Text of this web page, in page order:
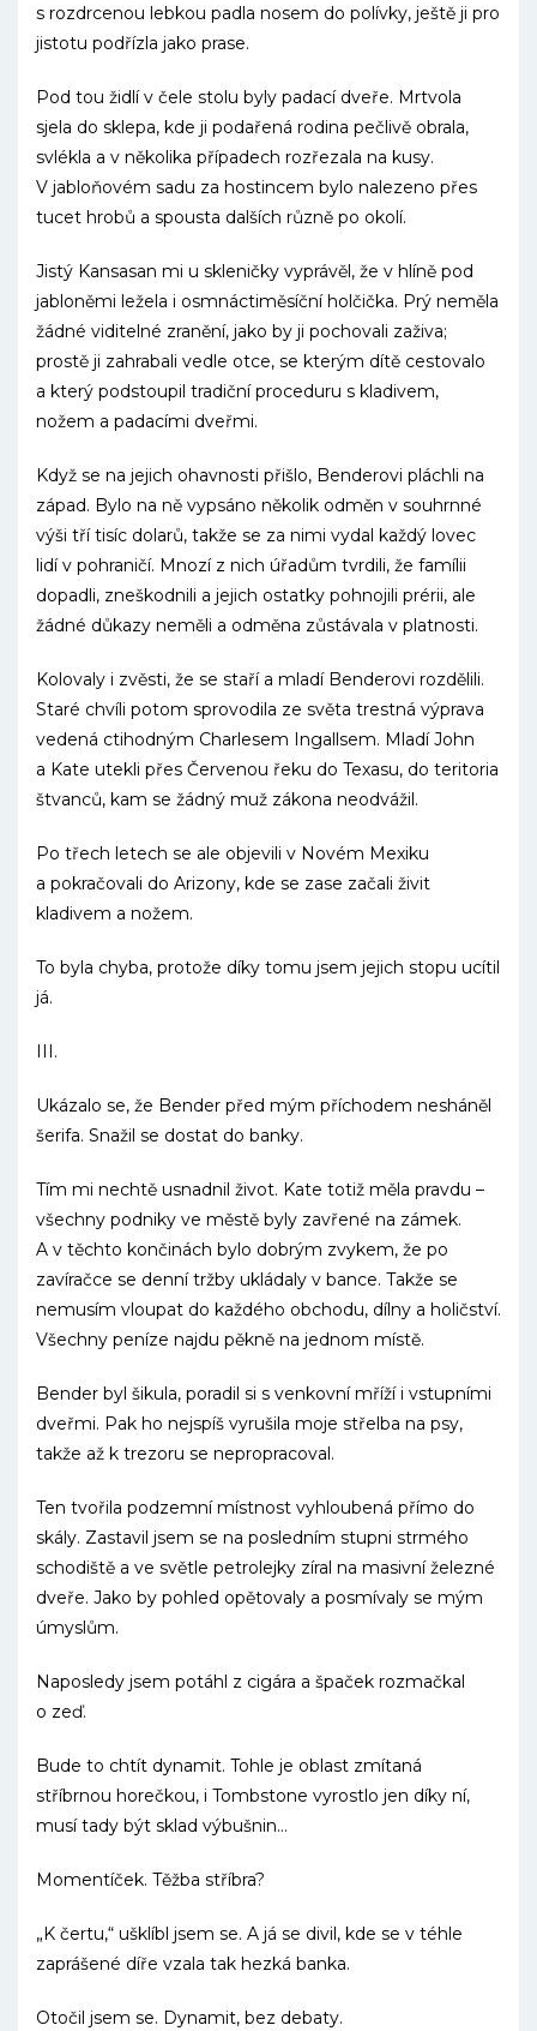
s rozdrcenou lebkou padla nosem do polívky, ještě ji pro
jistotu podřízla jako prase.
Pod tou židlí v čele stolu byly padací dveře. Mrtvola
sjela do sklepa, kde ji podařená rodina pečlivě obrala,
svlékla a v několika případech rozřezala na kusy.
V jabloňovém sadu za hostincem bylo nalezeno přes
tucet hrobů a spousta dalších různě po okolí.
Jistý Kansasan mi u skleničky vyprávěl, že v hlíně pod
jabloněmi ležela i osmnáctiměsíční holčička. Prý neměla
žádné viditelné zranění, jako by ji pochovali zaživa;
prostě ji zahrabali vedle otce, se kterým dítě cestovalo
a který podstoupil tradiční proceduru s kladivem,
nožem a padacími dveřmi.
Když se na jejich ohavnosti přišlo, Benderovi pláchli na
západ. Bylo na ně vypsáno několik odměn v souhrnné
výši tří tisíc dolarů, takže se za nimi vydal každý lovec
lidí v pohraničí. Mnozí z nich úřadům tvrdili, že famílii
dopadli, zneškodnili a jejich ostatky pohnojili prérii, ale
žádné důkazy neměli a odměna zůstávala v platnosti.
Kolovaly i zvěsti, že se staří a mladí Benderovi rozdělili.
Staré chvíli potom sprovodila ze světa trestná výprava
vedená ctihodným Charlesem Ingallsem. Mladí John
a Kate utekli přes Červenou řeku do Texasu, do teritoria
štvanců, kam se žádný muž zákona neodvážil.
Po třech letech se ale objevili v Novém Mexiku
a pokračovali do Arizony, kde se zase začali živit
kladivem a nožem.
To byla chyba, protože díky tomu jsem jejich stopu ucítil
já.
III.
Ukázalo se, že Bender před mým příchodem nesháněl
šerifa. Snažil se dostat do banky.
Tím mi nechtě usnadnil život. Kate totiž měla pravdu –
všechny podniky ve městě byly zavřené na zámek.
A v těchto končinách bylo dobrým zvykem, že po
zavíračce se denní tržby ukládaly v bance. Takže se
nemusím vloupat do každého obchodu, dílny a holičství.
Všechny peníze najdu pěkně na jednom místě.
Bender byl šikula, poradil si s venkovní mříží i vstupními
dveřmi. Pak ho nejspíš vyrušila moje střelba na psy,
takže až k trezoru se nepropracoval.
Ten tvořila podzemní místnost vyhloubená přímo do
skály. Zastavil jsem se na posledním stupni strmého
schodiště a ve světle petrolejky zíral na masivní železné
dveře. Jako by pohled opětovaly a posmívaly se mým
úmyslům.
Naposledy jsem potáhl z cigára a špaček rozmačkal
o zeď.
Bude to chtít dynamit. Tohle je oblast zmítaná
stříbrnou horečkou, i Tombstone vyrostlo jen díky ní,
musí tady být sklad výbušnin…
Momentíček. Těžba stříbra?
„K čertu,“ ušklíbl jsem se. A já se divil, kde se v téhle
zaprášené díře vzala tak hezká banka.
Otočil jsem se. Dynamit, bez debaty.